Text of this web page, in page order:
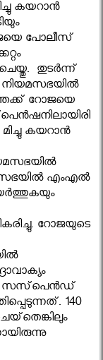
കയറാന്‍
പോലീസ്
തുടര്‍ന്ന്
നിയമസഭയില്‍
റോജയെ
കയറാന്‍
എംഎല്‍
റോജയുടെ
സസ്‌പെന്‍ഡ്
140